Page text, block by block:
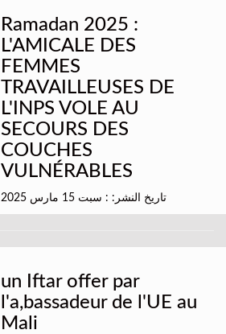
Ramadan 2025 :
L'AMICALE DES
FEMMES
TRAVAILLEUSES DE
L'INPS VOLE AU
SECOURS DES
COUCHES
VULNÉRABLES
تاريخ النشر: : سبت 15 مارس 2025
un Iftar offer par
l'a,bassadeur de l'UE au
Mali